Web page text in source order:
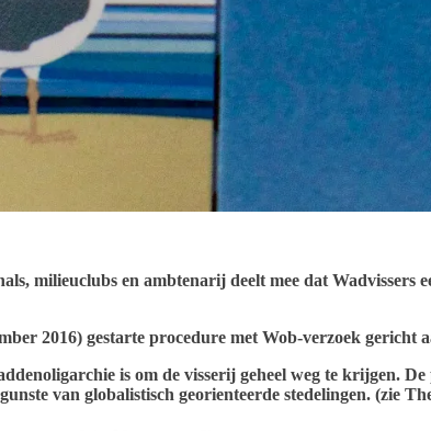
milieuclubs en ambtenarij deelt mee dat
2016) gestarte procedure met Wob-verzoek gericht
is om de visserij geheel weg te krijgen.
van globalistisch georienteerde stedelingen. (zie